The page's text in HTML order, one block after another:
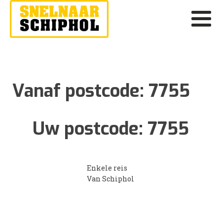
Vanaf postcode: 7755
Uw postcode: 7755
Enkele reis
Van Schiphol